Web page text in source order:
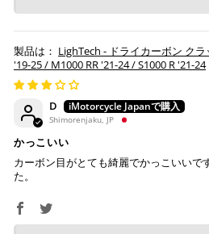
LighTech - ドライカーボン ク
'19-25 / M1000 RR '21-24 / S1000 R '21-24
D
Shimorenjaku, JP
かっこいい
カーボン目がとても綺麗でかっこいいで
た。